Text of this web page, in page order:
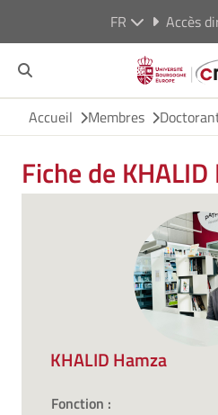
FR Accès
Accueil Membres
Fiche de
KHALID Hamza
Fonction :